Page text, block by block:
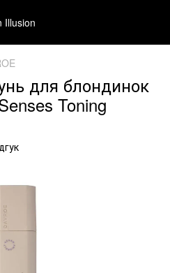
для блондинок
Toning